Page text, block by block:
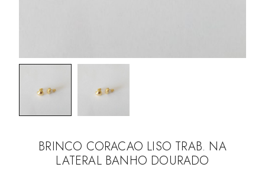
BRINCO CORACAO LISO TRAB. NA
LATERAL BANHO DOURADO